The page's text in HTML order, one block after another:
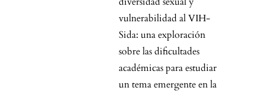
vulnerabilidad al VIH-
Sida: una exploración
sobre las dificultades
académicas para estudiar
un tema emergente en la